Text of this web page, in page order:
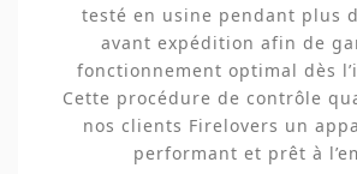
testé en usine pendant plus
avant expédition afin de
fonctionnement optimal dès
Cette procédure de contrôle
nos clients Firelovers un
performant et prêt à